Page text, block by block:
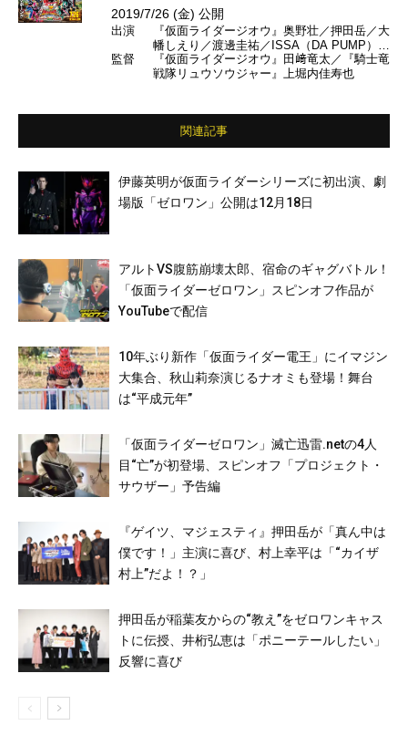
2019/7/26 (金) 公開
出演
『仮面ライダージオウ』奥野壮／押田岳／大
幡しえり／渡邊圭祐／ISSA（DA PUMP）／
斉藤秀翼／パパイヤ鈴木 ほか『騎士竜戦隊
リュウソウジャー』一ノ瀬颯／綱啓永／尾碕
朋哉／若林時英／森田涼花 ほか
監督
『仮面ライダージオウ』田﨑竜太／『騎士竜
戦隊リュウソウジャー』上堀内佳寿也
関連記事
伊藤英明が仮面ライダーシリーズに初出演、劇
場版「ゼロワン」公開は12月18日
アルトVS腹筋崩壊太郎、宿命のギャグバトル！
「仮面ライダーゼロワン」スピンオフ作品が
YouTubeで配信
10年ぶり新作「仮面ライダー電王」にイマジン
大集合、秋山莉奈演じるナオミも登場！舞台
は“平成元年”
「仮面ライダーゼロワン」滅亡迅雷.netの4人
目“亡”が初登場、スピンオフ「プロジェクト・
サウザー」予告編
『ゲイツ、マジェスティ』押田岳が「真ん中は
僕です！」主演に喜び、村上幸平は「“カイザ
村上”だよ！？」
押田岳が稲葉友からの“教え”をゼロワンキャス
トに伝授、井桁弘恵は「ポニーテールしたい」
反響に喜び